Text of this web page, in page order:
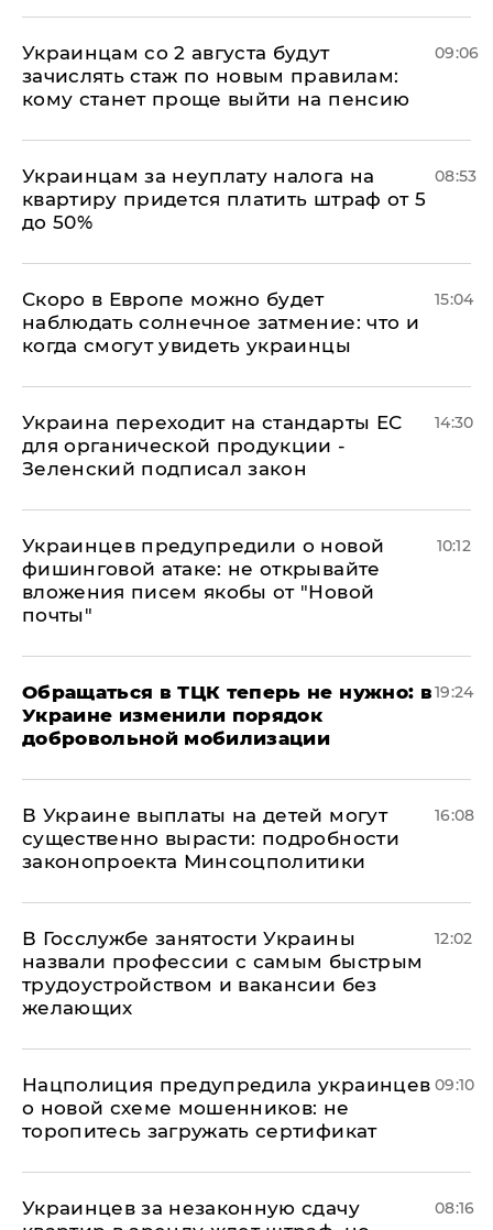
Украинцам со 2 августа будут
зачислять стаж по новым правилам:
кому станет проще выйти на пенсию
09:06
Украинцам за неуплату налога на
квартиру придется платить штраф от 5
до 50%
08:53
Скоро в Европе можно будет
наблюдать солнечное затмение: что и
когда смогут увидеть украинцы
15:04
Украина переходит на стандарты ЕС
для органической продукции -
Зеленский подписал закон
14:30
Украинцев предупредили о новой
фишинговой атаке: не открывайте
вложения писем якобы от "Новой
почты"
10:12
Обращаться в ТЦК теперь не нужно: в
Украине изменили порядок
добровольной мобилизации
19:24
В Украине выплаты на детей могут
существенно вырасти: подробности
законопроекта Минсоцполитики
16:08
В Госслужбе занятости Украины
назвали профессии с самым быстрым
трудоустройством и вакансии без
желающих
12:02
Нацполиция предупредила украинцев
о новой схеме мошенников: не
торопитесь загружать сертификат
09:10
Украинцев за незаконную сдачу
08:16